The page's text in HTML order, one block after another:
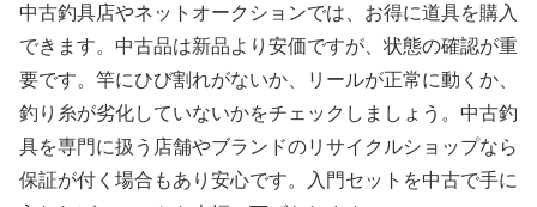
中古釣具店やネットオークションでは、お得に道具を購入
できます。中古品は新品より安価ですが、状態の確認が重
要です。竿にひび割れがないか、リールが正常に動くか、
釣り糸が劣化していないかをチェックしましょう。中古釣
具を専門に扱う店舗やブランドのリサイクルショップなら
保証が付く場合もあり安心です。入門セットを中古で手に